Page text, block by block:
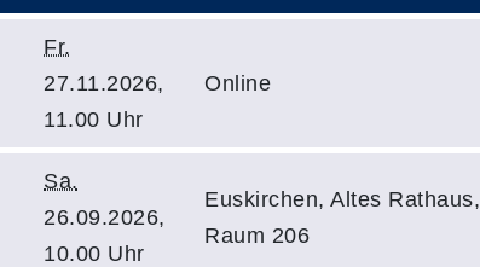
Fr.
27.11.2026,
11.00 Uhr
Online
Sa.
26.09.2026,
10.00 Uhr
Euskirchen, Altes Rathaus,
Raum 206